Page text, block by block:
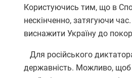
Користуючись тим, що в
нескінченно, затягуючи
виснажити Україну до
Для російського
державність. Можливо, щоб